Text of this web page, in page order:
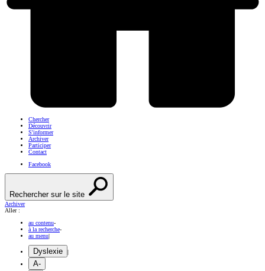
Chercher
Découvrir
S'informer
Archiver
Participer
Contact
Facebook
Rechercher sur le site
Archiver
Aller :
au contenu-
à la recherche-
au menu|
Dyslexie |
A-